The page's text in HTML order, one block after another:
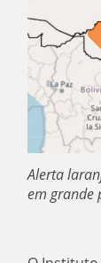
Alerta
em grande